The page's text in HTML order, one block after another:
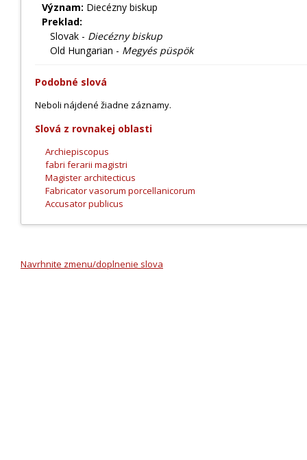
Význam: Diecézny biskup
Preklad:
Slovak - Diecézny biskup
Old Hungarian - Megyés püspök
Podobné slová
Neboli nájdené žiadne záznamy.
Slová z rovnakej oblasti
Archiepiscopus
fabri ferarii magistri
Magister architecticus
Fabricator vasorum porcellanicorum
Accusator publicus
Navrhnite zmenu/doplnenie slova